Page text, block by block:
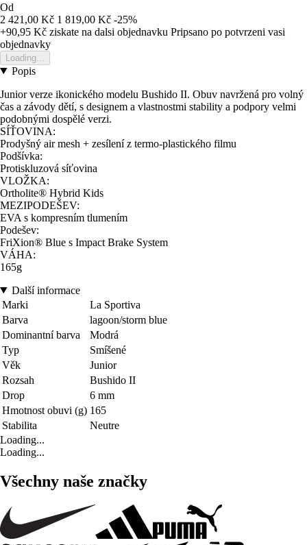
Od
2 421,00 Kč 1 819,00 Kč -25%
+90,95 Kč ziskate na dalsi objednavku Pripsano po potvrzeni vasi
objednavky
Loading...
Popis
Junior verze ikonického modelu Bushido II. Obuv navržená pro volný
čas a závody dětí, s designem a vlastnostmi stability a podpory velmi
podobnými dospělé verzi.
SÍŤOVINA:
Prodyšný air mesh + zesílení z termo-plastického filmu
Podšívka:
Protiskluzová síťovina
VLOŽKA:
Ortholite® Hybrid Kids
MEZIPODEŠEV:
EVA s kompresním tlumením
Podešev:
FriXion® Blue s Impact Brake System
VÁHA:
165g
Další informace
Marki
La Sportiva
Barva
lagoon/storm blue
Dominantní barva
Modrá
Typ
Smíšené
Věk
Junior
Rozsah
Bushido II
Drop
6 mm
Hmotnost obuvi (g) 165
Stabilita
Neutre
Loading...
Loading...
Všechny naše značky